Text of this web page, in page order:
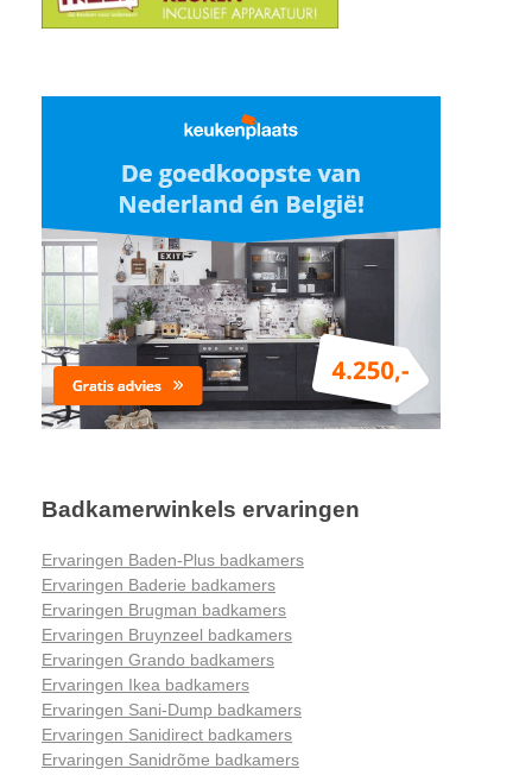
Badkamerwinkels ervaringen
Ervaringen Baden-Plus badkamers
Ervaringen Baderie badkamers
Ervaringen Brugman badkamers
Ervaringen Bruynzeel badkamers
Ervaringen Grando badkamers
Ervaringen Ikea badkamers
Ervaringen Sani-Dump badkamers
Ervaringen Sanidirect badkamers
Ervaringen Sanidrõme badkamers